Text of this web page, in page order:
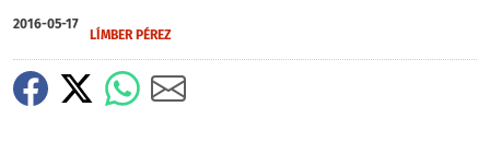
2016-05-17
LÍMBER PÉREZ